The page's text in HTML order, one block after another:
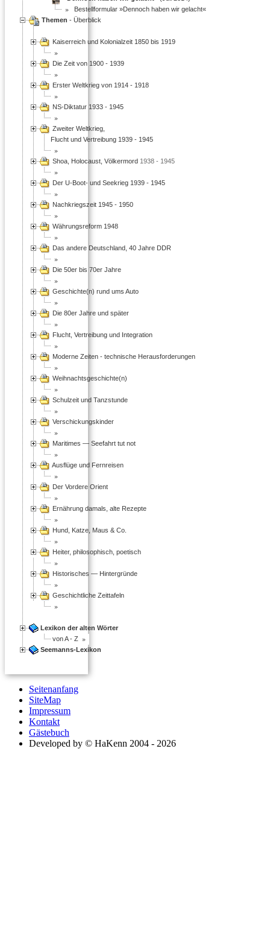
Bestellformular »Dennoch haben wir gelacht«
Themen - Überblick
Kaiserreich und Kolonialzeit 1850 bis 1919
Die Zeit von 1900 - 1939
Erster Weltkrieg von 1914 - 1918
NS-Diktatur 1933 - 1945
Zweiter Weltkrieg,
Flucht und Vertreibung 1939 - 1945
Shoa, Holocaust, Völkermord 1938 - 1945
Der U-Boot- und Seekrieg 1939 - 1945
Nachkriegszeit 1945 - 1950
Währungsreform 1948
Das andere Deutschland, 40 Jahre DDR
Die 50er bis 70er Jahre
Geschichte(n) rund ums Auto
Die 80er Jahre und später
Flucht, Vertreibung und Integration
Moderne Zeiten - technische Herausforderungen
Weihnachtsgeschichte(n)
Schulzeit und Tanzstunde
Verschickungskinder
Maritimes — Seefahrt tut not
Ausflüge und Fernreisen
Der Vordere Orient
Ernährung damals, alte Rezepte
Hund, Katze, Maus & Co.
Heiter, philosophisch, poetisch
Historisches — Hintergründe
Geschichtliche Zeittafeln
Lexikon der alten Wörter
von A - Z
Seemanns-Lexikon
Seitenanfang
SiteMap
Impressum
Kontakt
Gästebuch
Developed by © HaKenn 2004 - 2026